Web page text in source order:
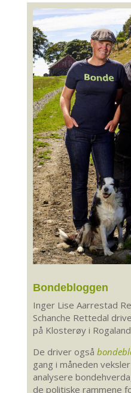
Bondebloggen
Inger Lise Aarrestad
Schanche Rettedal
på Klosterøy i
De driver også
gang i måneden
analysere
de politiske rammene